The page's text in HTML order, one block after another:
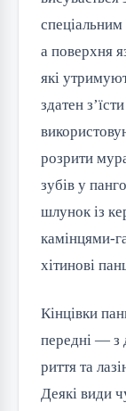
а поверхня
які
здатен
розрити
зубів у
шлунок із
камінцями-
хітинові
Кінцівки
передні — з
риття та
Деякі види